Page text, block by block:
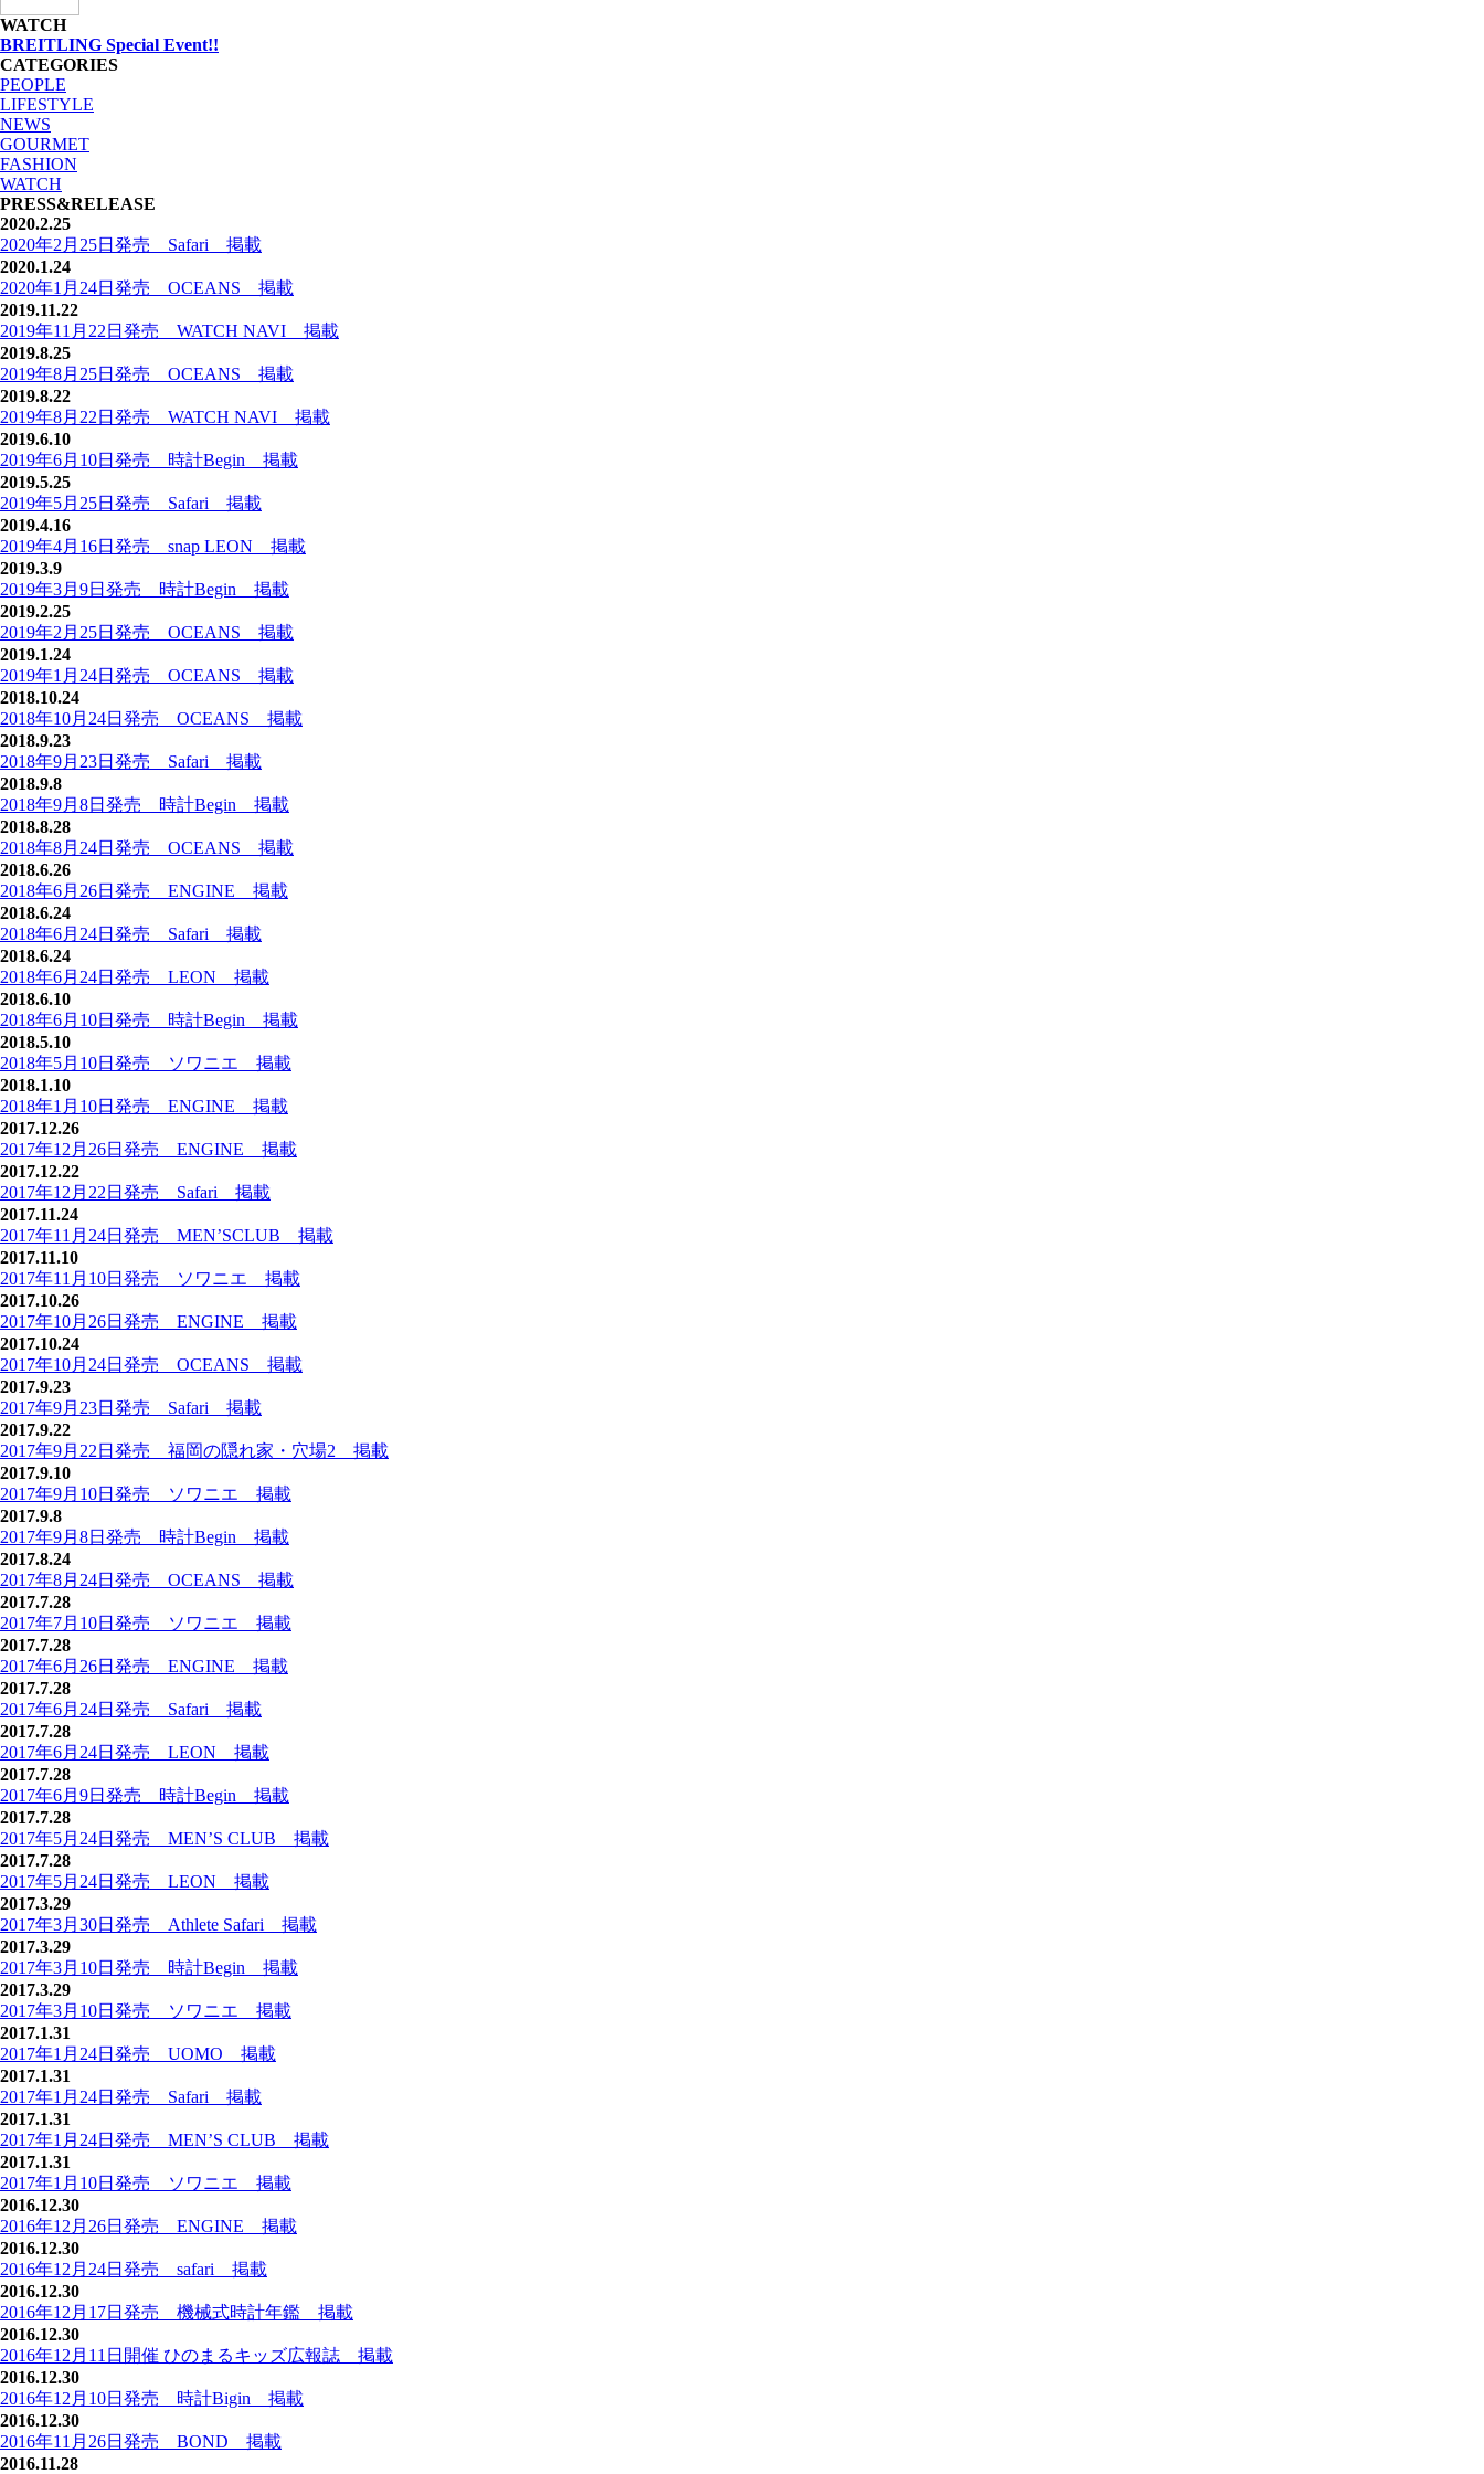
WATCH
BREITLING Special Event!!
CATEGORIES
PEOPLE
LIFESTYLE
NEWS
GOURMET
FASHION
WATCH
PRESS&RELEASE
2020.2.25
2020年2月25日発売 Safari 掲載
2020.1.24
2020年1月24日発売 OCEANS 掲載
2019.11.22
2019年11月22日発売 WATCH NAVI 掲載
2019.8.25
2019年8月25日発売 OCEANS 掲載
2019.8.22
2019年8月22日発売 WATCH NAVI 掲載
2019.6.10
2019年6月10日発売 時計Begin 掲載
2019.5.25
2019年5月25日発売 Safari 掲載
2019.4.16
2019年4月16日発売 snap LEON 掲載
2019.3.9
2019年3月9日発売 時計Begin 掲載
2019.2.25
2019年2月25日発売 OCEANS 掲載
2019.1.24
2019年1月24日発売 OCEANS 掲載
2018.10.24
2018年10月24日発売 OCEANS 掲載
2018.9.23
2018年9月23日発売 Safari 掲載
2018.9.8
2018年9月8日発売 時計Begin 掲載
2018.8.28
2018年8月24日発売 OCEANS 掲載
2018.6.26
2018年6月26日発売 ENGINE 掲載
2018.6.24
2018年6月24日発売 Safari 掲載
2018.6.24
2018年6月24日発売 LEON 掲載
2018.6.10
2018年6月10日発売 時計Begin 掲載
2018.5.10
2018年5月10日発売 ソワニエ 掲載
2018.1.10
2018年1月10日発売 ENGINE 掲載
2017.12.26
2017年12月26日発売 ENGINE 掲載
2017.12.22
2017年12月22日発売 Safari 掲載
2017.11.24
2017年11月24日発売 MEN’SCLUB 掲載
2017.11.10
2017年11月10日発売 ソワニエ 掲載
2017.10.26
2017年10月26日発売 ENGINE 掲載
2017.10.24
2017年10月24日発売 OCEANS 掲載
2017.9.23
2017年9月23日発売 Safari 掲載
2017.9.22
2017年9月22日発売 福岡の隠れ家・穴場2 掲載
2017.9.10
2017年9月10日発売 ソワニエ 掲載
2017.9.8
2017年9月8日発売 時計Begin 掲載
2017.8.24
2017年8月24日発売 OCEANS 掲載
2017.7.28
2017年7月10日発売 ソワニエ 掲載
2017.7.28
2017年6月26日発売 ENGINE 掲載
2017.7.28
2017年6月24日発売 Safari 掲載
2017.7.28
2017年6月24日発売 LEON 掲載
2017.7.28
2017年6月9日発売 時計Begin 掲載
2017.7.28
2017年5月24日発売 MEN’S CLUB 掲載
2017.7.28
2017年5月24日発売 LEON 掲載
2017.3.29
2017年3月30日発売 Athlete Safari 掲載
2017.3.29
2017年3月10日発売 時計Begin 掲載
2017.3.29
2017年3月10日発売 ソワニエ 掲載
2017.1.31
2017年1月24日発売 UOMO 掲載
2017.1.31
2017年1月24日発売 Safari 掲載
2017.1.31
2017年1月24日発売 MEN’S CLUB 掲載
2017.1.31
2017年1月10日発売 ソワニエ 掲載
2016.12.30
2016年12月26日発売 ENGINE 掲載
2016.12.30
2016年12月24日発売 safari 掲載
2016.12.30
2016年12月17日発売 機械式時計年鑑 掲載
2016.12.30
2016年12月11日開催 ひのまるキッズ広報誌 掲載
2016.12.30
2016年12月10日発売 時計Bigin 掲載
2016.12.30
2016年11月26日発売 BOND 掲載
2016.11.28